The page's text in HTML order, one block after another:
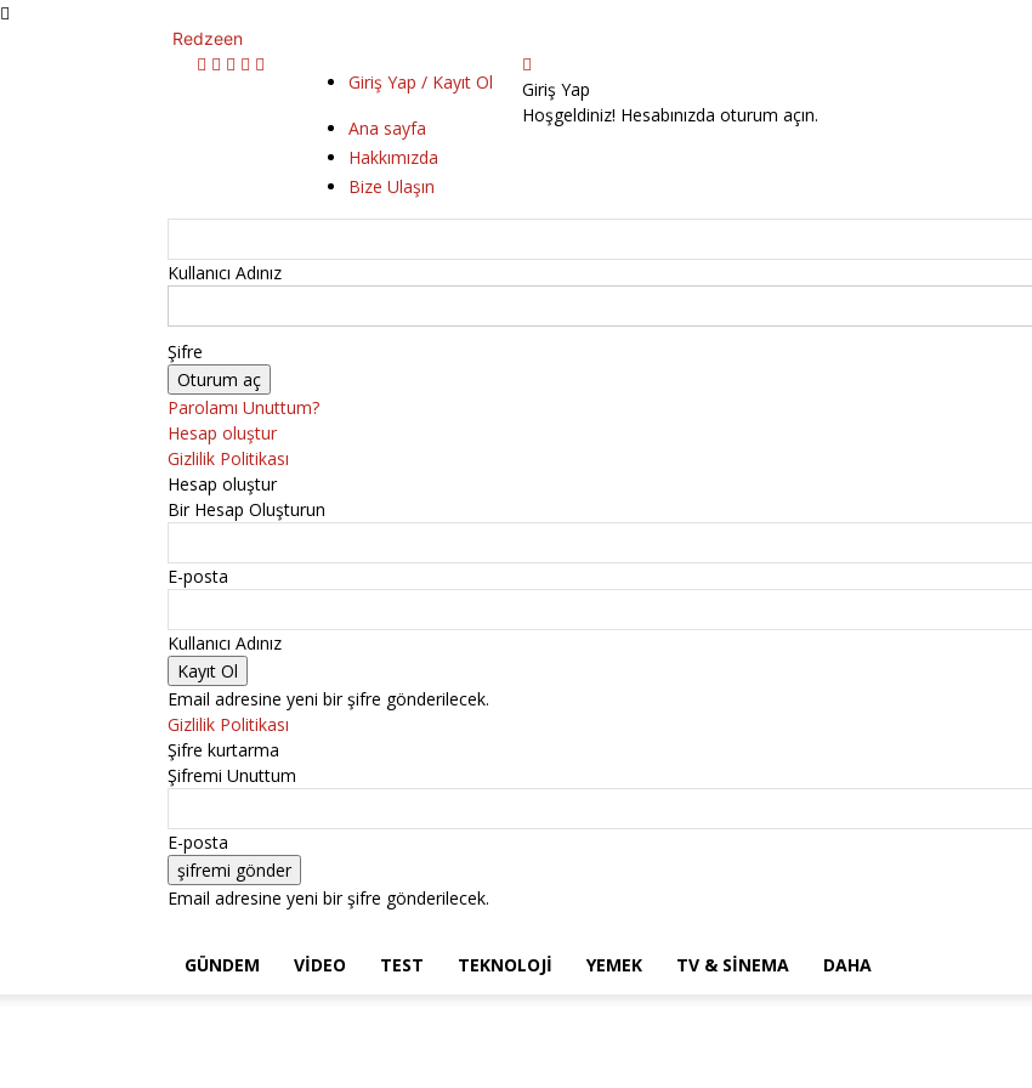
Redzeen
Giriş Yap / Kayıt Ol
Ana sayfa
Hakkımızda
Bize Ulaşın
Giriş Yap
Hoşgeldiniz! Hesabınızda oturum açın.
Kullanıcı Adınız
Şifre
Parolamı Unuttum?
Hesap oluştur
Gizlilik Politikası
Hesap oluştur
Bir Hesap Oluşturun
E-posta
Kullanıcı Adınız
Email adresine yeni bir şifre gönderilecek.
Gizlilik Politikası
Şifre kurtarma
Şifremi Unuttum
E-posta
Email adresine yeni bir şifre gönderilecek.
GÜNDEM VIDEO TEST TEKNOLOJI YEMEK TV & SINEMA DAHA